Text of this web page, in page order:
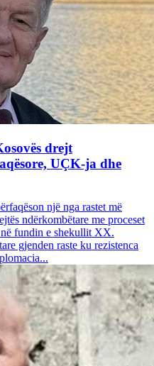
drejt
UÇK-ja dhe
një nga rastet më
ndërkombëtare me proceset
fundin e shekullit XX.
gjenden raste ku rezistenca